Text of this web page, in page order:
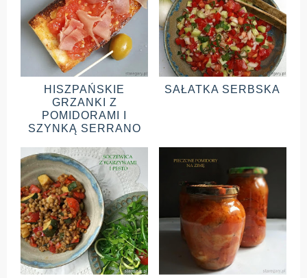
HISZPAŃSKIE
GRZANKI Z
POMIDORAMI I
SZYNKĄ SERRANO
SAŁATKA SERBSKA